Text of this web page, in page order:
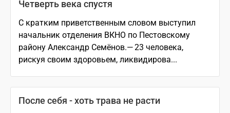
Четверть века спустя
С кратким приветственным словом выступил
начальник отделения ВКНО по Пестовскому
району Александр Семёнов.— 23 человека,
рискуя своим здоровьем, ликвидирова...
После себя - хоть трава не расти